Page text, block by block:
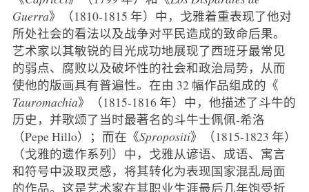
Guerra》（1810-1815 年）中，戈雅着重表现了他对
所处社会的看法以及战争对平民造成的致命后果。
艺术家以其敏锐的目光成功地展现了西班牙最常见
的弱点、腐败以及破坏性的社会和政治局势，从而
使他的版画具有普遍性。在由 32 幅作品组成的《
Tauromachia》（1815-1816 年）中，他描述了斗牛的
历史，并歌颂了当时最著名的斗牛士佩佩-希洛
（Pepe Hillo）；而在《Spropositi》（1815-1823 年）
（戈雅的遗作系列）中，戈雅从谚语、成语、寓言
和符号中汲取灵感，将其转化为表现国家混乱局面
的作品。这是艺术家在其职业生涯最后几年饱受折